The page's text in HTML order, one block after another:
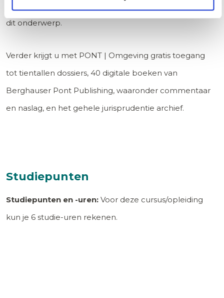
dit onderwerp.
Verder krijgt u met PONT | Omgeving gratis toegang
tot tientallen dossiers, 40 digitale boeken van
Berghauser Pont Publishing, waaronder commentaar
en naslag, en het gehele jurisprudentie archief.
Studiepunten
Studiepunten en -uren: Voor deze cursus/opleiding
kun je 6 studie-uren rekenen.